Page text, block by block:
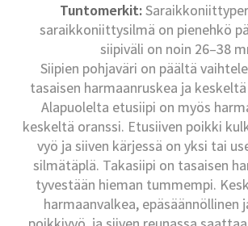
Tuntomerkit:
saraikkoniittysilmä on pienehkö
siipiväli on noin 26–38
Siipien pohjaväri on päältä
tasaisen harmaanruskea ja
Alapuolelta etusiipi on myös
keskeltä oranssi. Etusiiven poikki
vyö ja siiven kärjessä on yksi tai
silmätäplä. Takasiipi on tasaisen
tyvestään hieman tummempi.
harmaanvalkea, epäsäännöllinen